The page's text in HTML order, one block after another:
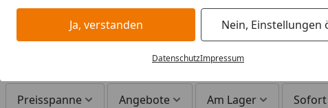
Ja, verstanden Nein, Einstellungen
DatenschutzImpressum
unterschiedliche Bedürfnisse.
Ihre Artikelübersicht
Preisspanne Angebote Am Lager